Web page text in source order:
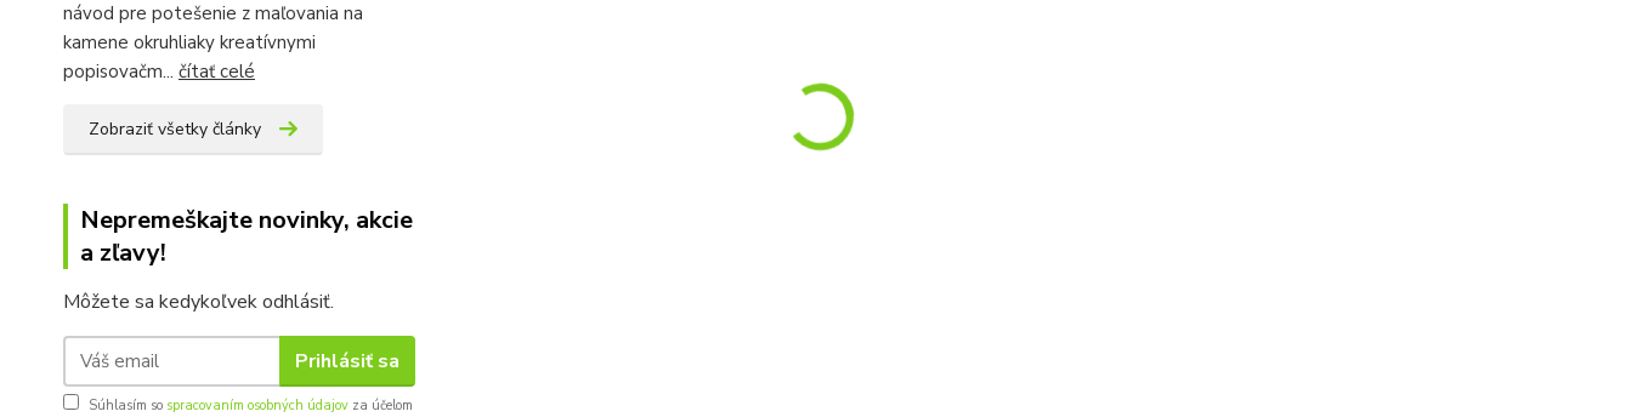
návod pre potešenie z maľovania na
kamene okruhliaky kreatívnymi
popisovačm... čítať celé
Zobraziť všetky články
Nepremeškajte novinky, akcie
a zľavy!
Môžete sa kedykoľvek odhlásiť.
Prihlásiť sa
Súhlasím so spracovaním osobných údajov za účelom